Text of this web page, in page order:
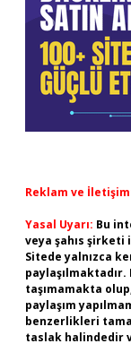
Reklam ve
Yasal Uyarı: Bu
veya şahıs şirketi
Sitede yalnızca
taşımamakta
paylaşım
benzerlikleri
taslak halindedir